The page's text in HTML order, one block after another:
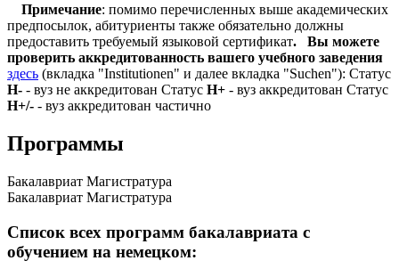
Примечание: помимо перечисленных выше академических
предпосылок, абитуриенты также обязательно должны
предоставить требуемый языковой сертификат.
Вы можете
проверить аккредитованность вашего учебного заведения
здесь (вкладка "Institutionen" и далее вкладка "Suchen"): Статус
Н- - вуз не аккредитован Статус Н+ - вуз аккредитован Статус
Н+/- - вуз аккредитован частично
Программы
Бакалавриат Магистратура
Бакалавриат Магистратура
Список всех программ бакалавриата с
обучением на немецком: